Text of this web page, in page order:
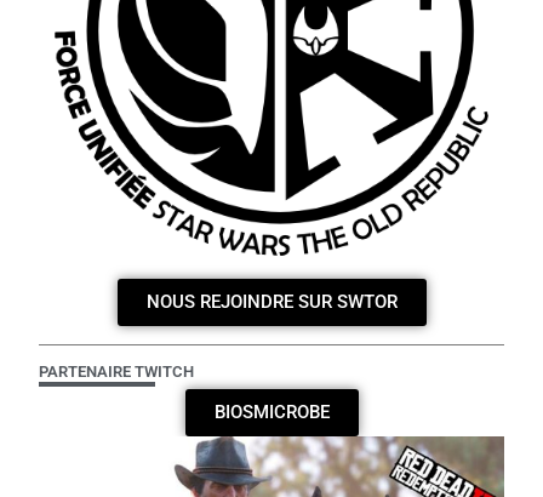
NOUS REJOINDRE SUR SWTOR
PARTENAIRE TWITCH
BIOSMICROBE